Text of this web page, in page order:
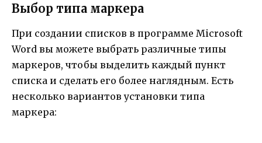
Выбор типа маркера
При создании списков в программе Microsoft
Word вы можете выбрать различные типы
маркеров, чтобы выделить каждый пункт
списка и сделать его более наглядным. Есть
несколько вариантов установки типа
маркера: